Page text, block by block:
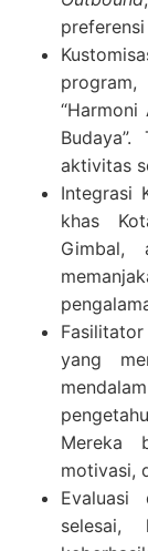
program,
“Harmoni
aktivitas
Integrasi
khas
Gimbal,
yang
Mereka
motivasi,
Evaluasi
selesai,